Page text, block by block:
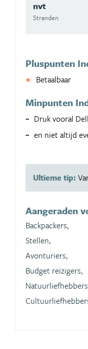
nvt
Stranden
Pluspunten
Betaalbaar
Minpunten
Druk vooral
en niet altijd
Ultieme tip:
Aangeraden
Backpackers,
Stellen,
Avonturiers,
Budget reizigers,